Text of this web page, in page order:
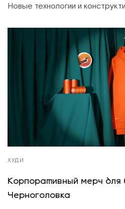
Новые технологии и
ХУДИ
Корпоративный мерч для
Черноголовка